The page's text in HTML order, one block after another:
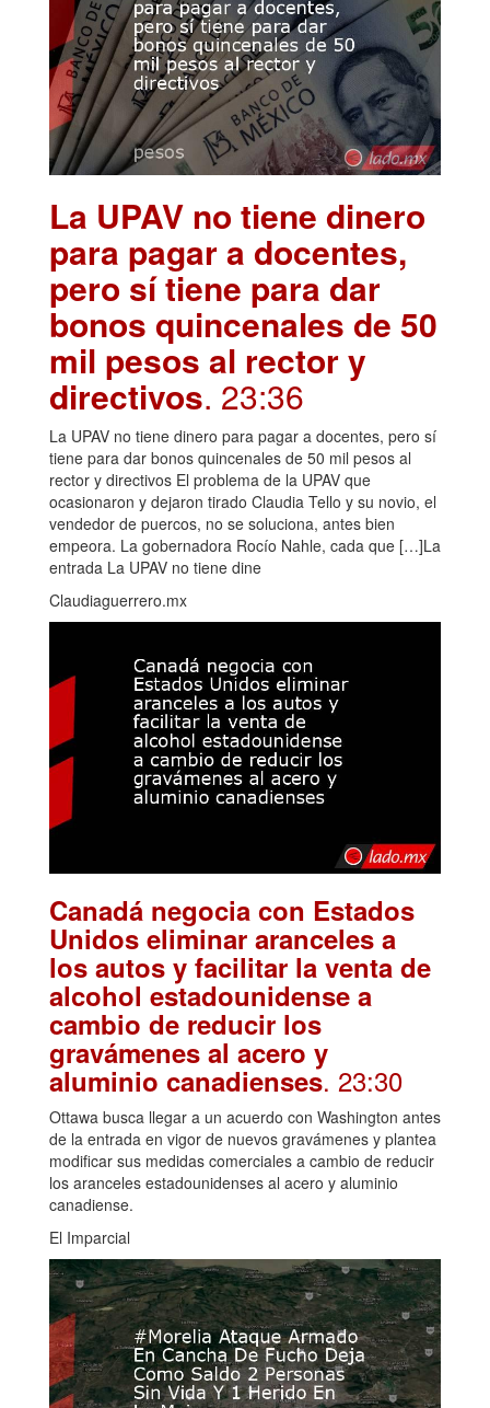
La UPAV no tiene dinero
para pagar a docentes,
pero sí tiene para dar
bonos quincenales de 50
mil pesos al rector y
directivos. 23:36
La UPAV no tiene dinero para pagar a docentes, pero sí
tiene para dar bonos quincenales de 50 mil pesos al
rector y directivos El problema de la UPAV que
ocasionaron y dejaron tirado Claudia Tello y su novio, el
vendedor de puercos, no se soluciona, antes bien
empeora. La gobernadora Rocío Nahle, cada que […]La
entrada La UPAV no tiene dine
Claudiaguerrero.mx
Canadá negocia con Estados
Unidos eliminar aranceles a
los autos y facilitar la venta de
alcohol estadounidense a
cambio de reducir los
gravámenes al acero y
aluminio canadienses. 23:30
Ottawa busca llegar a un acuerdo con Washington antes
de la entrada en vigor de nuevos gravámenes y plantea
modificar sus medidas comerciales a cambio de reducir
los aranceles estadounidenses al acero y aluminio
canadiense.
El Imparcial